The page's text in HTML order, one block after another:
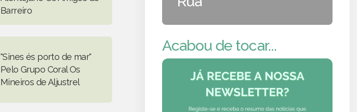
Barreiro
"Sines és porto de mar"
Pelo Grupo Coral Os
Mineiros de Aljustrel
Acabou de tocar...